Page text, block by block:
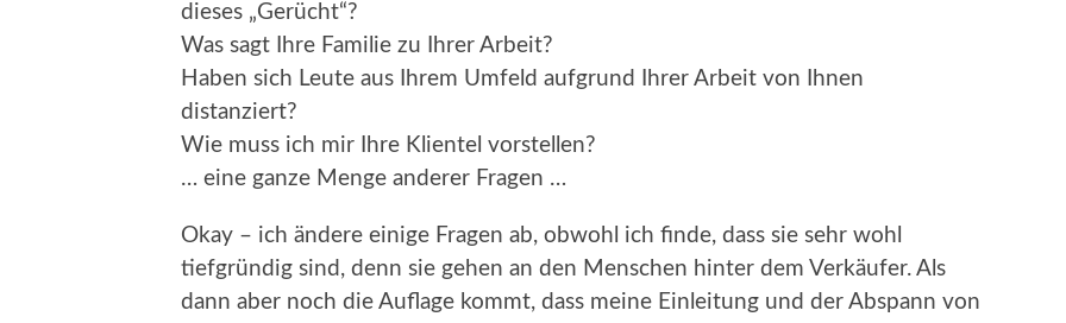
dieses „Gerücht“?
Was sagt Ihre Familie zu Ihrer Arbeit?
Haben sich Leute aus Ihrem Umfeld aufgrund Ihrer Arbeit von Ihnen
distanziert?
Wie muss ich mir Ihre Klientel vorstellen?
… eine ganze Menge anderer Fragen …
Okay – ich ändere einige Fragen ab, obwohl ich finde, dass sie sehr wohl
tiefgründig sind, denn sie gehen an den Menschen hinter dem Verkäufer. Als
dann aber noch die Auflage kommt, dass meine Einleitung und der Abspann von